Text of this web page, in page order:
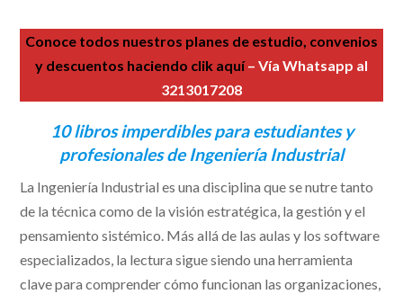
Conoce todos nuestros planes de estudio, convenios
y descuentos haciendo clik aquí– Vía Whatsapp al
3213017208
10 libros imperdibles para estudiantes y
profesionales de Ingeniería Industrial
La Ingeniería Industrial es una disciplina que se nutre tanto
de la técnica como de la visión estratégica, la gestión y el
pensamiento sistémico. Más allá de las aulas y los software
especializados, la lectura sigue siendo una herramienta
clave para comprender cómo funcionan las organizaciones,